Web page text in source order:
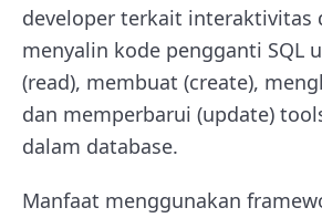
developer terkait interaktivitas
menyalin kode pengganti SQL
(read), membuat (create),
dan memperbarui (update)
dalam database.
Manfaat menggunakan